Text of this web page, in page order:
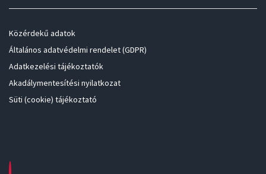
Közérdekű adatok
Általános adatvédelmi rendelet (GDPR)
Adatkezelési tájékoztatók
Akadálymentesítési nyilatkozat
Süti (cookie) tájékoztató